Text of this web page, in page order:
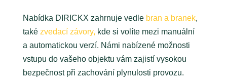
Nabídka DIRICKX zahrnuje vedle bran a branek,
také zvedací závory, kde si volíte mezi manuální
a automatickou verzí. Námi nabízené možnosti
vstupu do vašeho objektu vám zajistí vysokou
bezpečnost při zachování plynulosti provozu.